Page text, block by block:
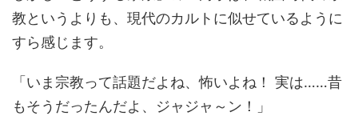
教というよりも、現代のカルトに似せているように
すら感じます。
「いま宗教って話題だよね、怖いよね！ 実は……昔
もそうだったんだよ、ジャジャ～ン！」